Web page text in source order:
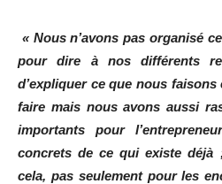
« Nous n’avons pas organisé
pour dire à nos différents
d’expliquer ce que nous
faire mais nous avons aussi
importants pour
concrets de ce qui existe
cela, pas seulement pour les